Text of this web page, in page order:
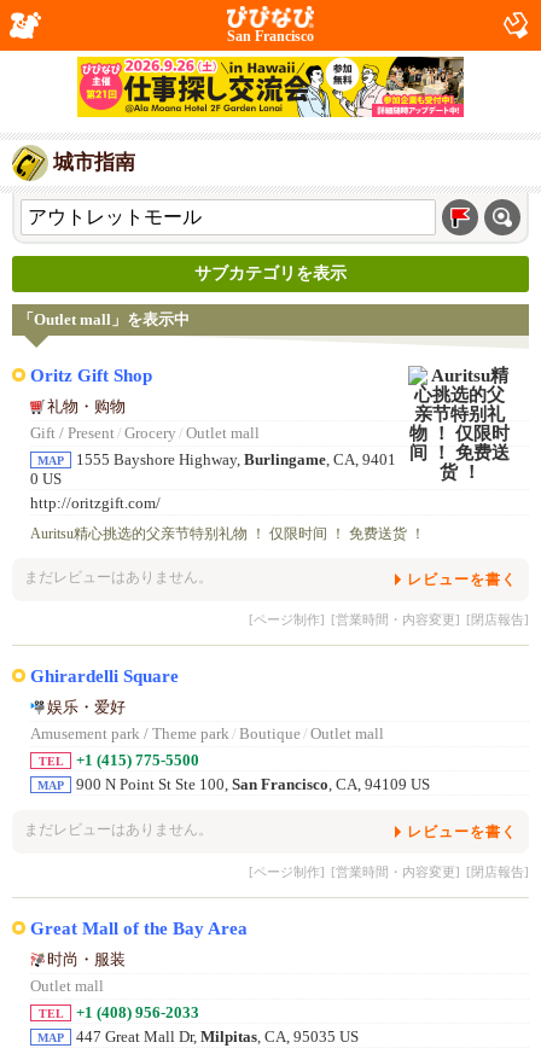
San Francisco
城市指南
サブカテゴリを表示
「Outlet mall」を表示中
Oritz Gift Shop
礼物・购物
Gift / Present/ Grocery / Outlet mall
MAP 1555 Bayshore Highway, Burlingame, CA, 9401
0 US
http://oritzgift.com/
Auritsu精心挑选的父亲节特别礼物 ！ 仅限时间 ！ 免费送货 ！
まだレビューはありません。 レビューを書く
[ページ制作] [営業時間・内容変更] [閉店報告]
Ghirardelli Square
娱乐・爱好
Amusement park / Theme park / Boutique/ Outlet mall
TEL +1 (415) 775-5500
MAP 900 N Point St Ste 100, San Francisco , CA, 94109 US
まだレビューはありません。 レビューを書く
[ページ制作] [営業時間・内容変更] [閉店報告]
Great Mall of the Bay Area
时尚・服装
Outlet mall
TEL +1 (408) 956-2033
MAP 447 Great Mall Dr, Milpitas , CA, 95035 US